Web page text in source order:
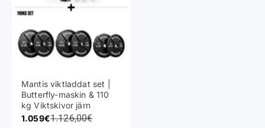
Mantis viktladdat set |
Butterfly-maskin & 110
kg Viktskivor järn
Reapris
1.059€Ordinarie pris
1.126,00€